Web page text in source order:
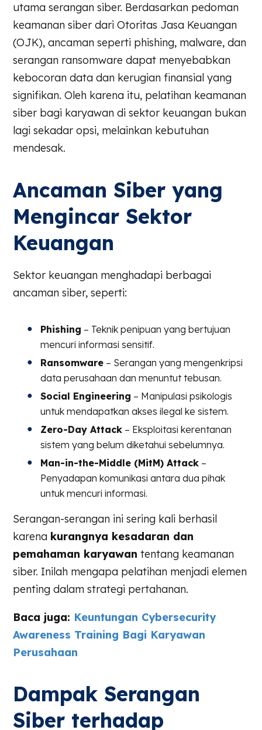
utama serangan siber. Berdasarkan pedoman
keamanan siber dari Otoritas Jasa Keuangan
(OJK), ancaman seperti phishing, malware, dan
serangan ransomware dapat menyebabkan
kebocoran data dan kerugian finansial yang
signifikan. Oleh karena itu, pelatihan keamanan
siber bagi karyawan di sektor keuangan bukan
lagi sekadar opsi, melainkan kebutuhan
mendesak.
Ancaman Siber yang
Mengincar Sektor
Keuangan
Sektor keuangan menghadapi berbagai
ancaman siber, seperti:
Phishing – Teknik penipuan yang bertujuan
mencuri informasi sensitif.
Ransomware – Serangan yang mengenkripsi
data perusahaan dan menuntut tebusan.
Social Engineering – Manipulasi psikologis
untuk mendapatkan akses ilegal ke sistem.
Zero-Day Attack – Eksploitasi kerentanan
sistem yang belum diketahui sebelumnya.
Man-in-the-Middle (MitM) Attack –
Penyadapan komunikasi antara dua pihak
untuk mencuri informasi.
Serangan-serangan ini sering kali berhasil
karena kurangnya kesadaran dan
pemahaman karyawan tentang keamanan
siber. Inilah mengapa pelatihan menjadi elemen
penting dalam strategi pertahanan.
Baca juga: Keuntungan Cybersecurity
Awareness Training Bagi Karyawan
Perusahaan
Dampak Serangan
Siber terhadap